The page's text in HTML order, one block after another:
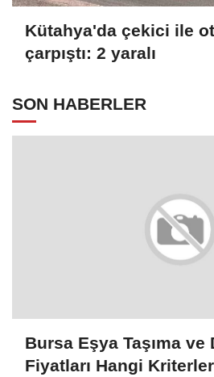
Kütahya'da çekici ile
çarpıştı: 2 yaralı
SON HABERLER
Bursa Eşya Taşıma ve
Fiyatları Hangi